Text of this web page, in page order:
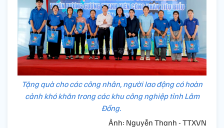
Tặng quà cho các công nhân, người lao động có hoàn
cảnh khó khăn trong các khu công nghiệp tỉnh Lâm
Đồng.
Ảnh: Nguyễn Thanh - TTXVN